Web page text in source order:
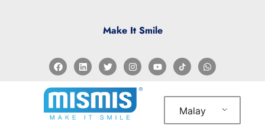
Make It Smile
Malay